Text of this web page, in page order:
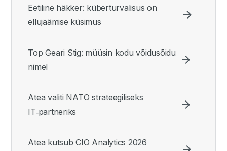
Eetiline häkker: küberturvalisus on
ellujäämise küsimus
Top Geari Stig: müüsin kodu võidusõidu
nimel
Atea valiti NATO strateegiliseks
IT‑partneriks
Atea kutsub CIO Analytics 2026